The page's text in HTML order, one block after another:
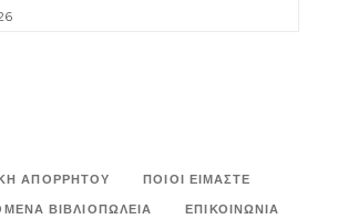
ΑΠΟΡΡΉΤΟΥ
ΠΟΙΟΙ ΕΊΜΑΣΤΕ
ΒΙΒΛΙΟΠΩΛΕΊΑ
ΕΠΙΚΟΙΝΩΝΊΑ